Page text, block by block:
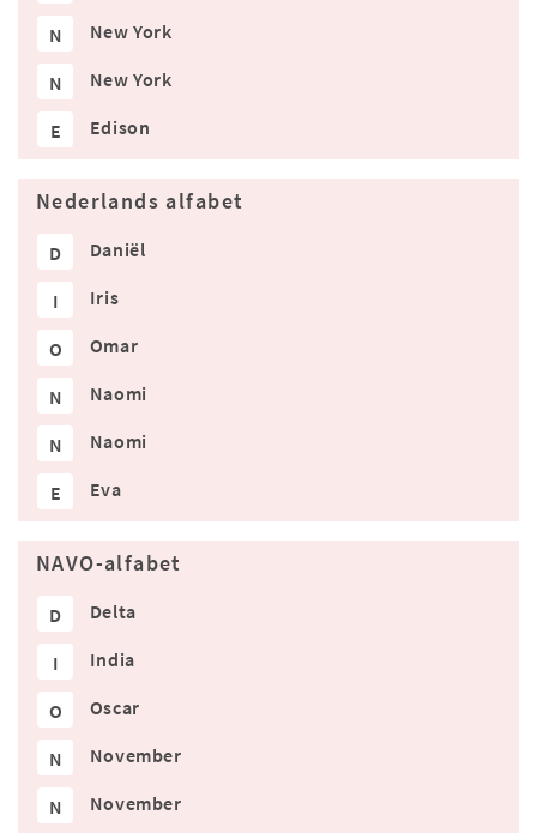
N New York
N New York
E Edison
Nederlands alfabet
D Daniël
I Iris
O Omar
N Naomi
N Naomi
E Eva
NAVO-alfabet
D Delta
I India
O Oscar
N November
N November